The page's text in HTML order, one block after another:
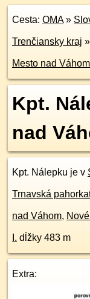
Cesta: OMA»
Trenčiansky kraj »
Mesto nad Váhom
Kpt.
nad
Kpt. Nálepku je v
Trnavská
nad Váhom,
I. dĺžky 483 m
Extra: